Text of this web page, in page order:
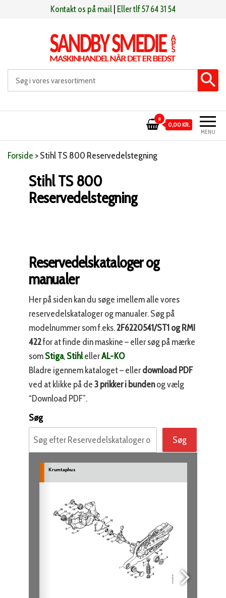
Kontakt os på mail Eller tlf 57 64 31 54
Sandby smeden Maskinhandel når det er bedst
MENU
0
0,00 KR.
Forside >Stihl TS 800 Reservedelstegning
Stihl TS 800
Reservedelstegning
Reservedelskataloger og
manualer
Her på siden kan du søge imellem alle vores
reservedelskataloger og manualer. Søg på
modelnummer som f.eks.2F6220541/ST1 og RMI
422for at finde din maskine – eller søg på mærke
somStiga,StihlellerAL-KO
Bladre igennem kataloget – ellerdownload PDF
ved at klikke på de3 prikker i bundenog vælg
“Download PDF”.
Søg
Søg